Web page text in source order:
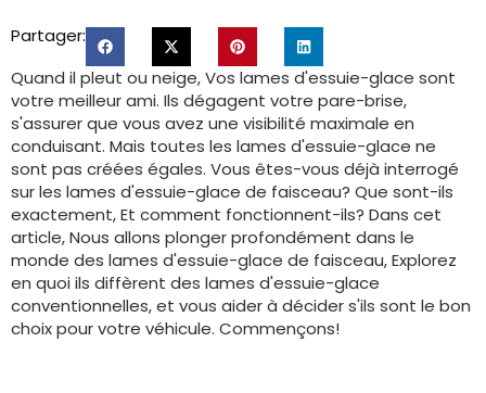
Partager:
Quand il pleut ou neige, Vos lames d'essuie-glace sont
votre meilleur ami. Ils dégagent votre pare-brise,
s'assurer que vous avez une visibilité maximale en
conduisant. Mais toutes les lames d'essuie-glace ne
sont pas créées égales. Vous êtes-vous déjà interrogé
sur les lames d'essuie-glace de faisceau? Que sont-ils
exactement, Et comment fonctionnent-ils? Dans cet
article, Nous allons plonger profondément dans le
monde des lames d'essuie-glace de faisceau, Explorez
en quoi ils diffèrent des lames d'essuie-glace
conventionnelles, et vous aider à décider s'ils sont le bon
choix pour votre véhicule. Commençons!